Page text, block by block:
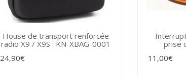
House de transport renforcée
radio X9 / X9S : KN-XBAG-0001
24,90€
prise
11,00€